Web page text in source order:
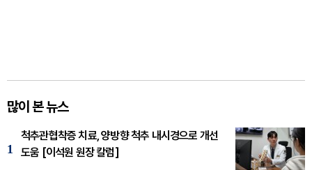
많이 본 뉴스
1
척추관협착증 치료, 양방향 척추 내시경으로 개선
도움 [이석원 원장 칼럼]